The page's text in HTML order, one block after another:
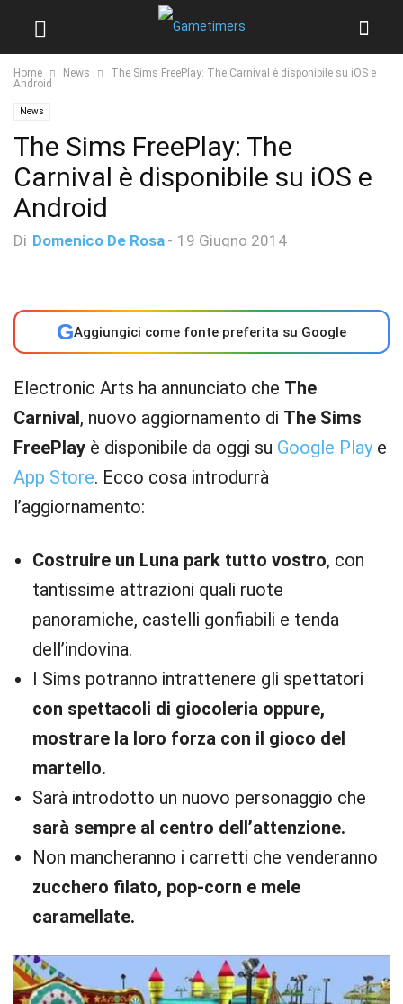
Home News
The Sims FreePlay: The Carnival è disponibile su iOS e
Android
News
The Sims FreePlay: The
Carnival è disponibile su iOS e
Android
Di Domenico De Rosa - 19 Giugno 2014
GAggiungici come fonte preferita su Google
Electronic Arts ha annunciato che The
Carnival, nuovo aggiornamento di The Sims
FreePlay è disponibile da oggi su Google Playe
App Store. Ecco cosa introdurrà
l’aggiornamento:
Costruire un Luna park tutto vostro, con
tantissime attrazioni quali ruote
panoramiche, castelli gonfiabili e tenda
dell’indovina.
I Sims potranno intrattenere gli spettatori
con spettacoli di giocoleria oppure,
mostrare la loro forza con il gioco del
martello.
Sarà introdotto un nuovo personaggio che
sarà sempre al centro dell’attenzione.
Non mancheranno i carretti che venderanno
zucchero filato, pop-corn e mele
caramellate.